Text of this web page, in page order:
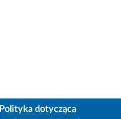
Polityka dotycząca